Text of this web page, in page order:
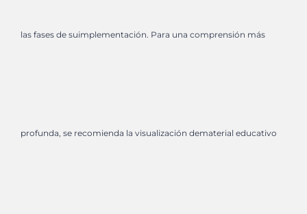
las fases de suimplementación. Para una comprensión más
profunda, se recomienda la visualización dematerial educativo